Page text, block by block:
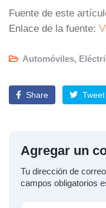
Fuente de este
Enlace de la fuente:
Automóviles,
Share Tweet
Agregar un
Tu dirección de
campos obligatorios